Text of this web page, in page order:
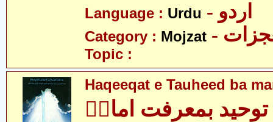
Language : Urdu - اردو
Category : Mojzat
Topic :
Haqeeqat e Tauheed ba
بمعرفت امامؑ